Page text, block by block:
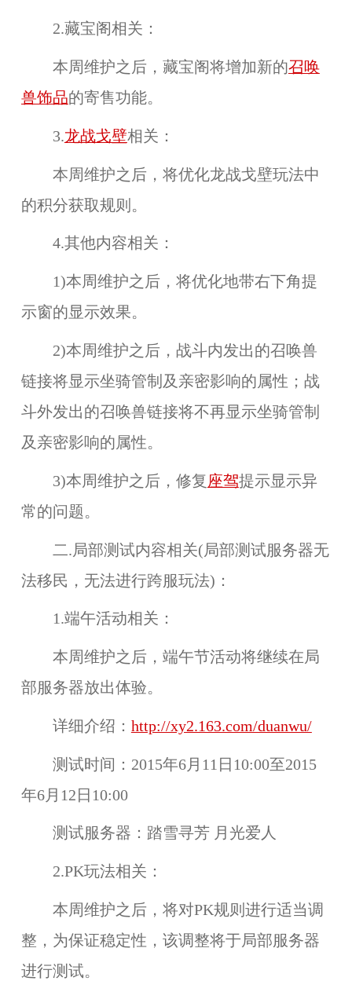
2.藏宝阁相关：
本周维护之后，藏宝阁将增加新的召唤
兽饰品的寄售功能。
3.龙战戈壁相关：
本周维护之后，将优化龙战戈壁玩法中
的积分获取规则。
4.其他内容相关：
1)本周维护之后，将优化地带右下角提
示窗的显示效果。
2)本周维护之后，战斗内发出的召唤兽
链接将显示坐骑管制及亲密影响的属性；战
斗外发出的召唤兽链接将不再显示坐骑管制
及亲密影响的属性。
3)本周维护之后，修复座驾提示显示异
常的问题。
二.局部测试内容相关(局部测试服务器无
法移民，无法进行跨服玩法)：
1.端午活动相关：
本周维护之后， 端午节活动将继续在局
部服务器放出体验。
详细介绍： http://xy2.163.com/duanwu/
测试时间： 2015年6月11日10:00至2015
年6月12日10:00
测试服务器： 踏雪寻芳 月光爱人
2.PK玩法相关：
本周维护之后，将对PK规则 进行适当调
整，为保证稳定性，该调整将于局部服务器
进行测试。